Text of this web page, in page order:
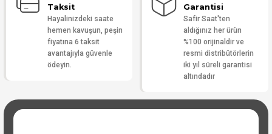
Taksit
Hayalinizdeki saate
hemen kavuşun, peşin
fiyatına 6 taksit
avantajıyla güvenle
ödeyin.
Garantisi
Safir Saat'ten
aldığınız her ürün
%100 orijinaldir ve
resmi distribütörlerin
iki yıl süreli garantisi
altındadır